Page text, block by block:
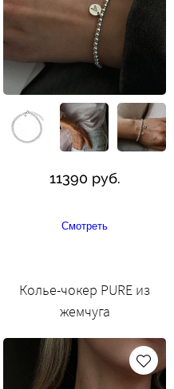
11390 руб.
Смотреть
Колье-чокер PURE из
жемчуга